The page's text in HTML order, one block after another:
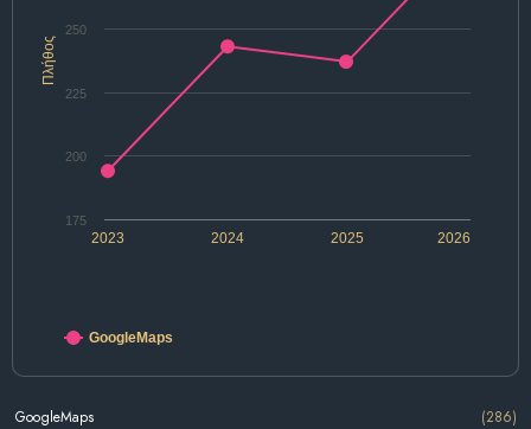
Πλήθος
2024 2026
2023 2025
200
175
225
250
GoogleMaps
GoogleMaps (286)